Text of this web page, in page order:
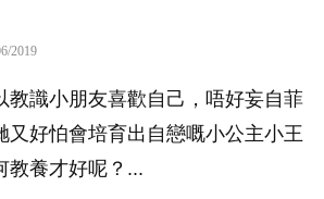
2019
教識小朋友喜歡自己，唔好妄自菲
又好怕會培育出自戀嘅小公主小王
教養才好呢？...